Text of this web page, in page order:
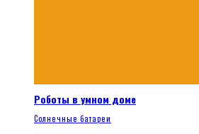
Роботы в умном доме
Солнечные батареи